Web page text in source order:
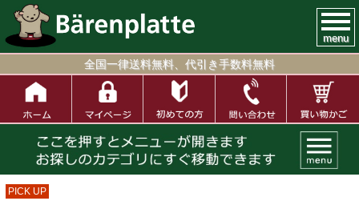
menu
全国一律送料無料、代引き手数料無料
PICK UP